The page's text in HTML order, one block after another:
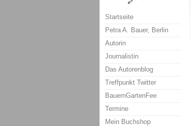
Startseite
Petra A. Bauer, Berlin
Autorin
Journalistin
Das Autorenblog
Treffpunkt Twitter
BauernGartenFee
Termine
Mein Buchshop